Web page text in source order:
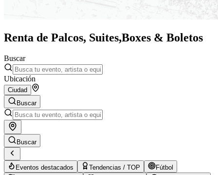
Renta de Palcos, Suites,Boxes & Boletos
Buscar
Ubicación
Ciudad
Buscar
Buscar
Eventos destacados Tendencias / TOP
Fútbol